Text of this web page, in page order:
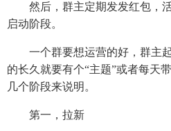
然后，群主定期发发红包，活
启动阶段。
一个群要想运营的好，群主起
的长久就要有个“主题”或者每天
几个阶段来说明。
第一，拉新